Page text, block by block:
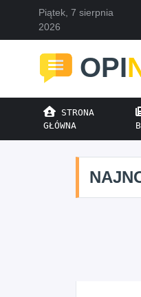
Piątek, 7 sierpnia
2026
OPI
STRONA
GŁÓWNA